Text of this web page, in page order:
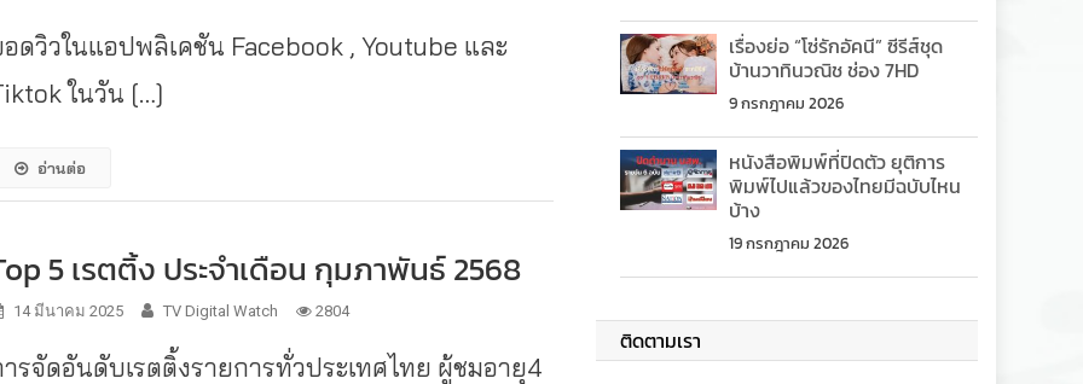
ดวิวในแอปพลิเคชัน Facebook , Youtube และ
ในวัน […]
อ่านต่อ
5 เรตติ้ง ประจำเดือน กุมภาพันธ์ 2568
14 มีนาคม 2025 TV Digital Watch 2804
รจัดอันดับเรตติ้งรายการทั่วประเทศไทย ผู้ชมอายุ4
เรื่องย่อ “โซ่รักอัคนี” ซีรีส์ชุด
บ้านวาทินวณิช ช่อง 7HD
9 กรกฎาคม 2026
หนังสือพิมพ์ที่ปิดตัว ยุติการ
พิมพ์ไปแล้วของไทยมีฉบับไหน
บ้าง
19 กรกฎาคม 2026
ติดตามเรา